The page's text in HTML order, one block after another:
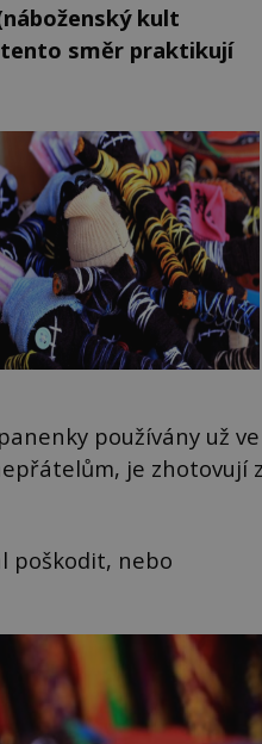
kult
tento směr praktikují
používány už ve
je zhotovují z
poškodit, nebo